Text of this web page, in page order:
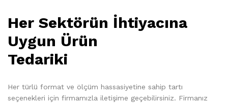
Her Sektörün İhtiyacına
Uygun Ürün
Tedariki
Her türlü format ve ölçüm hassasiyetine sahip tartı
seçenekleri için firmamızla iletişime geçebilirsiniz. Firmanız